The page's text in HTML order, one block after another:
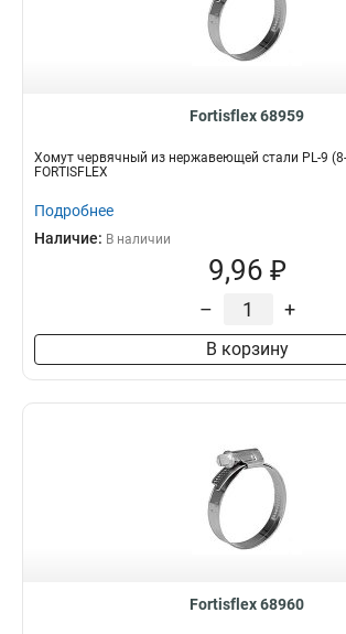
Fortisflex 68959
Хомут червячный из нержавеющей стали PL-9
FORTISFLEX
Подробнее
Наличие: В наличии
9,96 ₽
– +
В корзину
Fortisflex 68960